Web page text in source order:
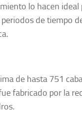
lo hacen
de tiempo
de hasta 751
fabricado por la